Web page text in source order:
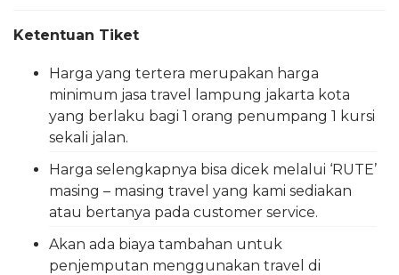
Ketentuan Tiket
Harga yang tertera merupakan harga
minimum jasa travel lampung jakarta kota
yang berlaku bagi 1 orang penumpang 1 kursi
sekali jalan.
Harga selengkapnya bisa dicek melalui ‘RUTE’
masing – masing travel yang kami sediakan
atau bertanya pada customer service.
Akan ada biaya tambahan untuk
penjemputan menggunakan travel di